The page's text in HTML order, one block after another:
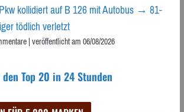
kollidiert auf B 126 mit Autobus → 81-
tödlich verletzt
|veröffentlicht am 06/08/2026
den Top 20 in 24 Stunden